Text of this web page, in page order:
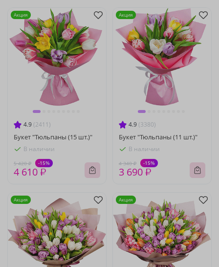
4.9 (2411)
Букет "Тюльпаны (15 шт.)"
В наличии
5 420 ₽ -15%
4 610 ₽
Акция
4.9 (3380)
Букет "Тюльпаны (11 шт.)"
В наличии
4 340 ₽ -15%
3 690 ₽
Акция
Акция Акция